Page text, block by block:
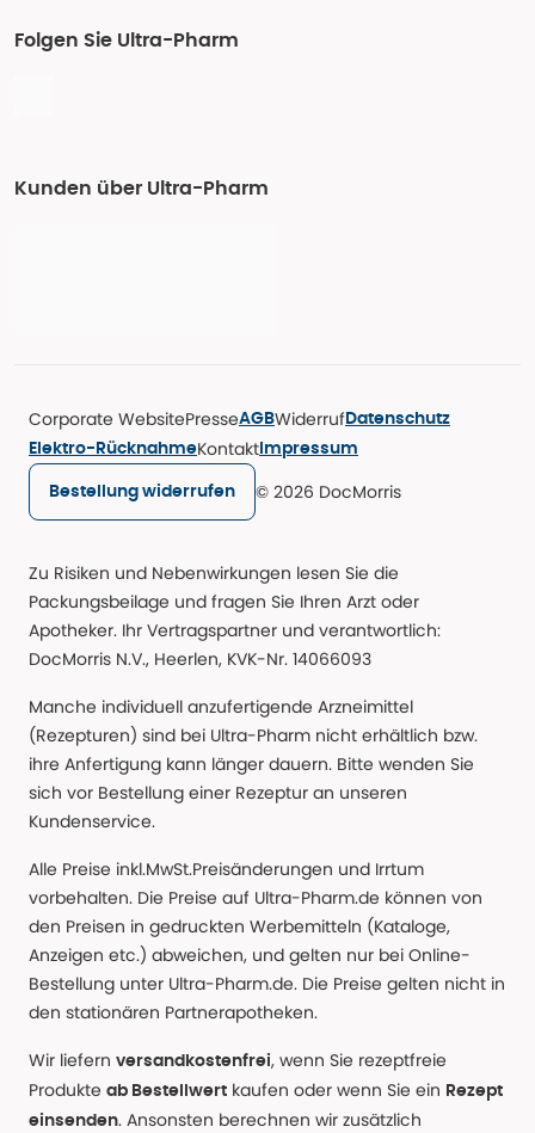
Folgen Sie Ultra-Pharm
Kunden über Ultra-Pharm
Corporate WebsitePresseAGBWiderruf Datenschutz
Elektro-RücknahmeKontakt Impressum
Bestellung widerrufen © 2026 DocMorris
Zu Risiken und Nebenwirkungen lesen Sie die
Packungsbeilage und fragen Sie Ihren Arzt oder
Apotheker. Ihr Vertragspartner und verantwortlich:
DocMorris N.V., Heerlen, KVK-Nr. 14066093
Manche individuell anzufertigende Arzneimittel
(Rezepturen) sind bei Ultra-Pharm nicht erhältlich bzw.
ihre Anfertigung kann länger dauern. Bitte wenden Sie
sich vor Bestellung einer Rezeptur an unseren
Kundenservice.
Alle Preise inkl.MwSt.Preisänderungen und Irrtum
vorbehalten. Die Preise auf Ultra-Pharm.de können von
den Preisen in gedruckten Werbemitteln (Kataloge,
Anzeigen etc.) abweichen, und gelten nur bei Online-
Bestellung unter Ultra-Pharm.de. Die Preise gelten nicht in
den stationären Partnerapotheken.
Wir liefern versandkostenfrei, wenn Sie rezeptfreie
Produkte ab Bestellwert kaufen oder wenn Sie ein Rezept
einsenden. Ansonsten berechnen wir zusätzlich